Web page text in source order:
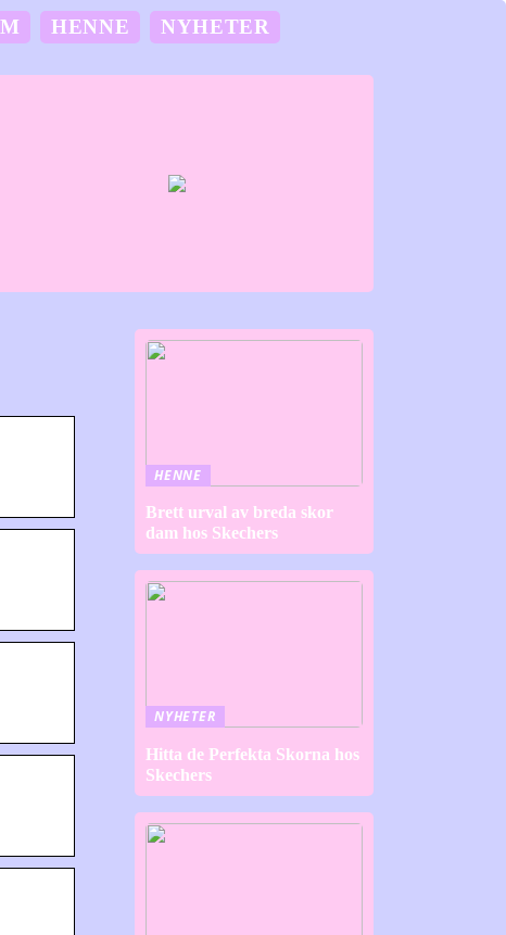
HENNE NYHETER
HENNE
Brett urval av breda skor
dam hos Skechers
NYHETER
Hitta de Perfekta Skorna hos
Skechers